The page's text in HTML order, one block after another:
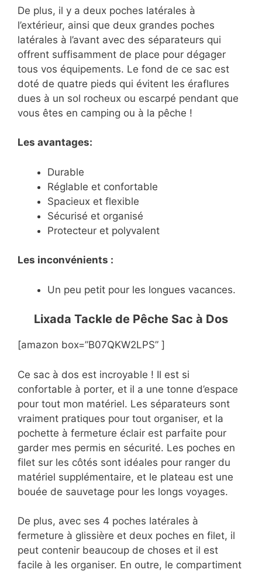
De plus, il y a deux poches latérales à
l’extérieur, ainsi que deux grandes poches
latérales à l’avant avec des séparateurs qui
offrent suffisamment de place pour dégager
tous vos équipements. Le fond de ce sac est
doté de quatre pieds qui évitent les éraflures
dues à un sol rocheux ou escarpé pendant que
vous êtes en camping ou à la pêche !
Les avantages:
Durable
Réglable et confortable
Spacieux et flexible
Sécurisé et organisé
Protecteur et polyvalent
Les inconvénients :
Un peu petit pour les longues vacances.
Lixada Tackle de Pêche Sac à Dos
[amazon box=”B07QKW2LPS” ]
Ce sac à dos est incroyable ! Il est si
confortable à porter, et il a une tonne d’espace
pour tout mon matériel. Les séparateurs sont
vraiment pratiques pour tout organiser, et la
pochette à fermeture éclair est parfaite pour
garder mes permis en sécurité. Les poches en
filet sur les côtés sont idéales pour ranger du
matériel supplémentaire, et le plateau est une
bouée de sauvetage pour les longs voyages.
De plus, avec ses 4 poches latérales à
fermeture à glissière et deux poches en filet, il
peut contenir beaucoup de choses et il est
facile à les organiser. En outre, le compartiment